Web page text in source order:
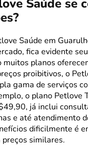
Saúde se
Saúde em
fica evidente seu
muitos planos
proibitivos, o
gama de serviços
o plano Petlove
já inclui
e até atendimento
dificilmente é
similares.